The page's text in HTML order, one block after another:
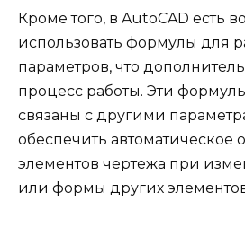
Кроме того, в AutoCAD есть
использовать формулы для
параметров, что
процесс работы. Эти
связаны с другими
обеспечить автоматическое
элементов чертежа при
или формы других